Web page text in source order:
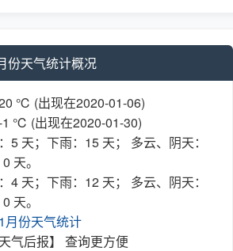
份天气统计概况
℃ (出现在2020-01-06)
1 ℃ (出现在2020-01-30)
5 天；下雨：15 天； 多云、阴天：
天。
4 天；下雨：12 天； 多云、阴天：
天。
月份天气统计
气后报】 查询更方便